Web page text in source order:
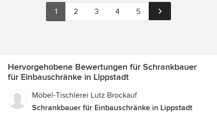
1 2 3 4 5
Hervorgehobene Bewertungen für Schrankbauer
für Einbauschränke in Lippstadt
Möbel-Tischlerei Lutz Brockauf
Schrankbauer für Einbauschränke in Lippstadt